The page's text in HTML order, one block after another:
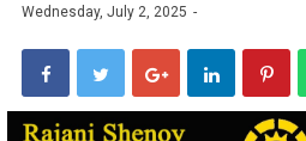
Wednesday, July 2, 2025